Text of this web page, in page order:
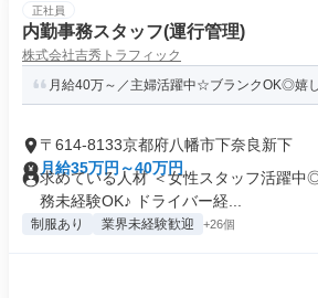
正社員
内勤事務スタッフ(運行管理)
株式会社吉秀トラフィック
月給40万～／主婦活躍中☆ブランクOK◎嬉
〒614-8133京都府八幡市下奈良新下
月給35万円～40万円
求めている人材 ＜女性スタッフ活躍中
務未経験OK♪ ドライバー経...
制服あり 業界未経験歓迎 +26個